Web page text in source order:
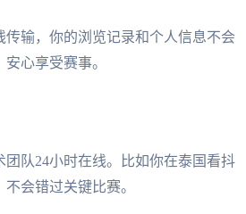
输，你的浏览记录和个人信息不会
心享受赛事。
队24小时在线。比如你在泰国看抖
会错过关键比赛。